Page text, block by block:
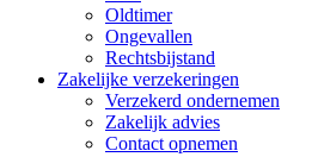
Oldtimer
Ongevallen
Rechtsbijstand
Zakelijke verzekeringen
Verzekerd ondernemen
Zakelijk advies
Contact opnemen